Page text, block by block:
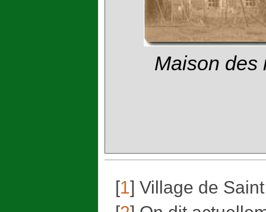
Maison des
[1] Village de